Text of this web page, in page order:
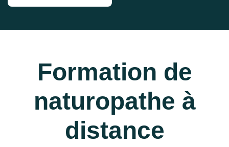
Formation de
naturopathe à
distance